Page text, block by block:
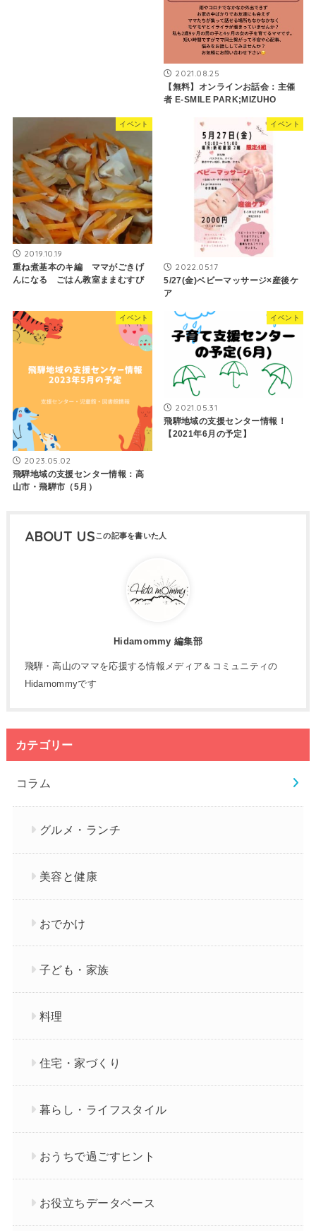
2021.08.25
【無料】オンラインお話会：主催
者 E-SMILE PARK;MIZUHO
イベント
2019.10.19
重ね煮基本のキ編 ママがごきげ
んになる ごはん教室ままむすび
イベント
2022.05.17
5/27(金)ベビーマッサージ×産後ケ
ア
イベント
2023.05.02
飛騨地域の支援センター情報：高
山市・飛騨市（5月）
イベント
2021.05.31
飛騨地域の支援センター情報！
【2021年6月の予定】
ABOUT US
Hidamommy 編集部
飛騨・高山のママを応援する情報メディア＆コミュニティの
Hidamommyです
カテゴリー
コラム
グルメ・ランチ
美容と健康
おでかけ
子ども・家族
料理
住宅・家づくり
暮らし・ライフスタイル
おうちで過ごすヒント
お役立ちデータベース